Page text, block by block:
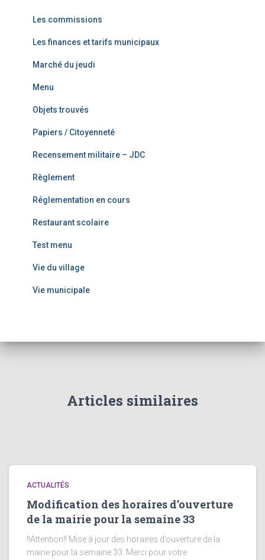
Les commissions
Les finances et tarifs municipaux
Marché du jeudi
Menu
Objets trouvés
Papiers / Citoyenneté
Recensement militaire – JDC
Règlement
Réglementation en cours
Restaurant scolaire
Test menu
Vie du village
Vie municipale
Articles similaires
ACTUALITÉS
Modification des horaires d’ouverture
de la mairie pour la semaine 33
!!Attention!! Mise à jour des horaires d’ouverture de la
mairie pour la semaine 33. Merci pour votre